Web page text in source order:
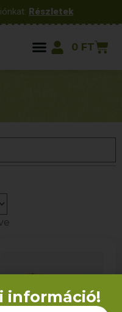
Részletek
0 FT
információ!